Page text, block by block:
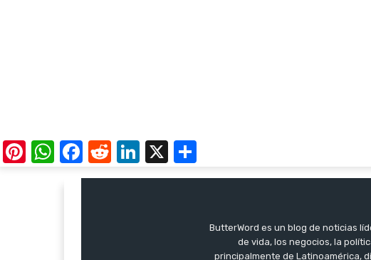
Pinterest
WhatsApp
Facebook
RedditLinkedIn
X
ButterWord es un blog de noticias
de vida, los negocios, la
principalmente de Latinoamérica,